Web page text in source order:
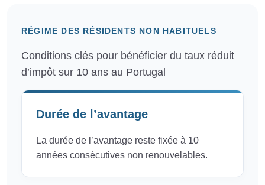
RÉGIME DES RÉSIDENTS NON HABITUELS
Conditions clés pour bénéficier du taux réduit
d’impôt sur 10 ans au Portugal
Durée de l’avantage
La durée de l’avantage reste fixée à 10
années consécutives non renouvelables.